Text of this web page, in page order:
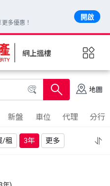
網上搵樓
地圖
新盤 車位 代理 分行
/租 3年 更多
多優惠！
開啟